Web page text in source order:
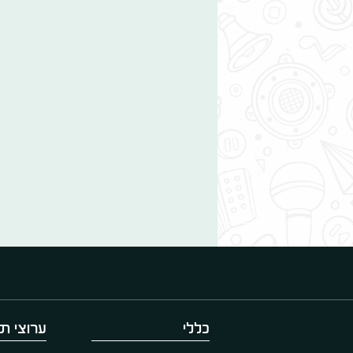
כללי ערוצי